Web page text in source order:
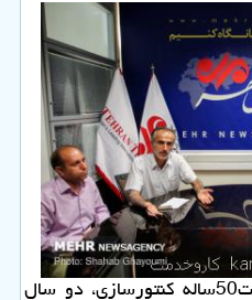
كاروخدمت: كارگران یك شركت50ساله كنتورسازی، دو سال